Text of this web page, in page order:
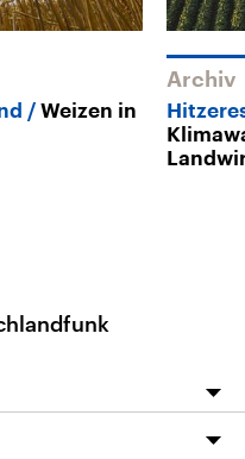
Weizen in
Archiv